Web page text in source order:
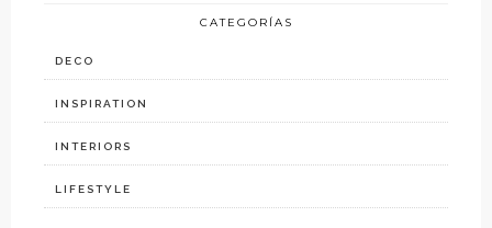
CATEGORÍAS
DECO
INSPIRATION
INTERIORS
LIFESTYLE